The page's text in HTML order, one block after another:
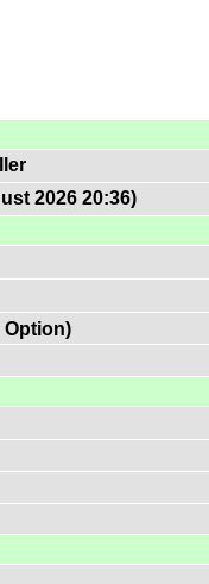
2026 20:36)
Option)